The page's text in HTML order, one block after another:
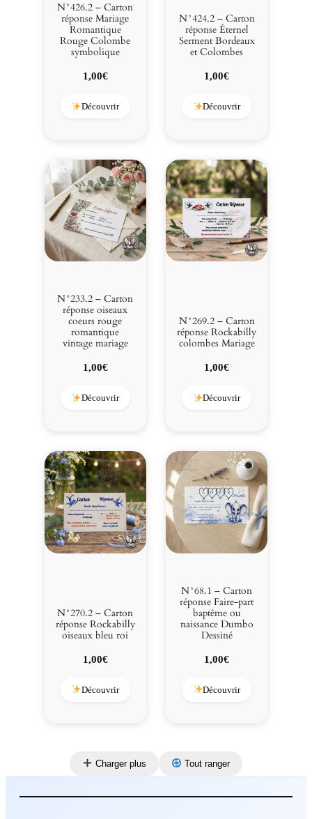
N°426.2 – Carton
réponse Mariage
Romantique
Rouge Colombe
symbolique
1,00€
Découvrir
N°424.2 – Carton
réponse Éternel
Serment Bordeaux
et Colombes
1,00€
Découvrir
N°233.2 – Carton
réponse oiseaux
coeurs rouge
romantique
vintage mariage
1,00€
Découvrir
N°269.2 – Carton
réponse Rockabilly
colombes Mariage
1,00€
Découvrir
N°270.2 – Carton
réponse Rockabilly
oiseaux bleu roi
1,00€
Découvrir
N°68.1 – Carton
réponse Faire-part
baptême ou
naissance Dumbo
Dessiné
1,00€
Découvrir
Charger plus Tout ranger